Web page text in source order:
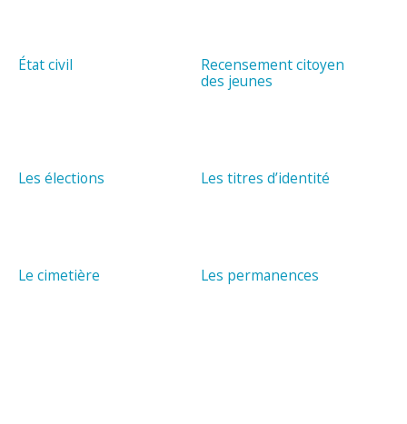
État civil
Recensement citoyen
des jeunes
Les élections Les titres d’identité
Le cimetière Les permanences